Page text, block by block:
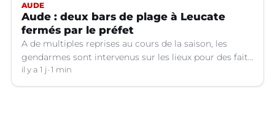
AUDE
Aude : deux bars de plage à Leucate
fermés par le préfet
A de multiples reprises au cours de la saison, les
gendarmes sont intervenus sur les lieux pour des faits
de violences, de consommation d'alcool, de rixes, de
tapage, de stationnement...
il y a 1 j 1 min